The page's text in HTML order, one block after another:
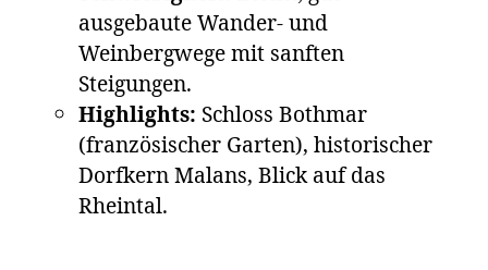
ausgebaute Wander- und
Weinbergwege mit sanften
Steigungen.
Highlights: Schloss Bothmar
(französischer Garten), historischer
Dorfkern Malans, Blick auf das
Rheintal.